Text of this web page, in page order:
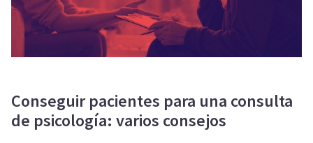
Conseguir pacientes para una consulta
de psicología: varios consejos